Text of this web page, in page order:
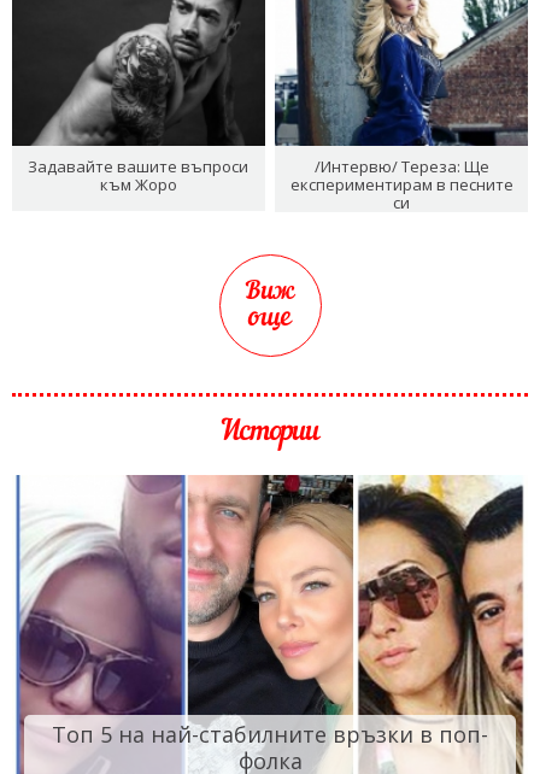
Задавайте вашите въпроси
към Жоро
/Интервю/ Тереза: Ще
експериментирам в песните
си
Виж
още
Истории
Топ 5 на най-стабилните връзки в поп-
фолка